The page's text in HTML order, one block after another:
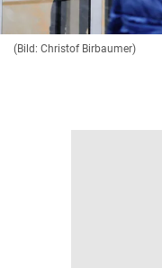
(Bild: Christof Birbaumer)